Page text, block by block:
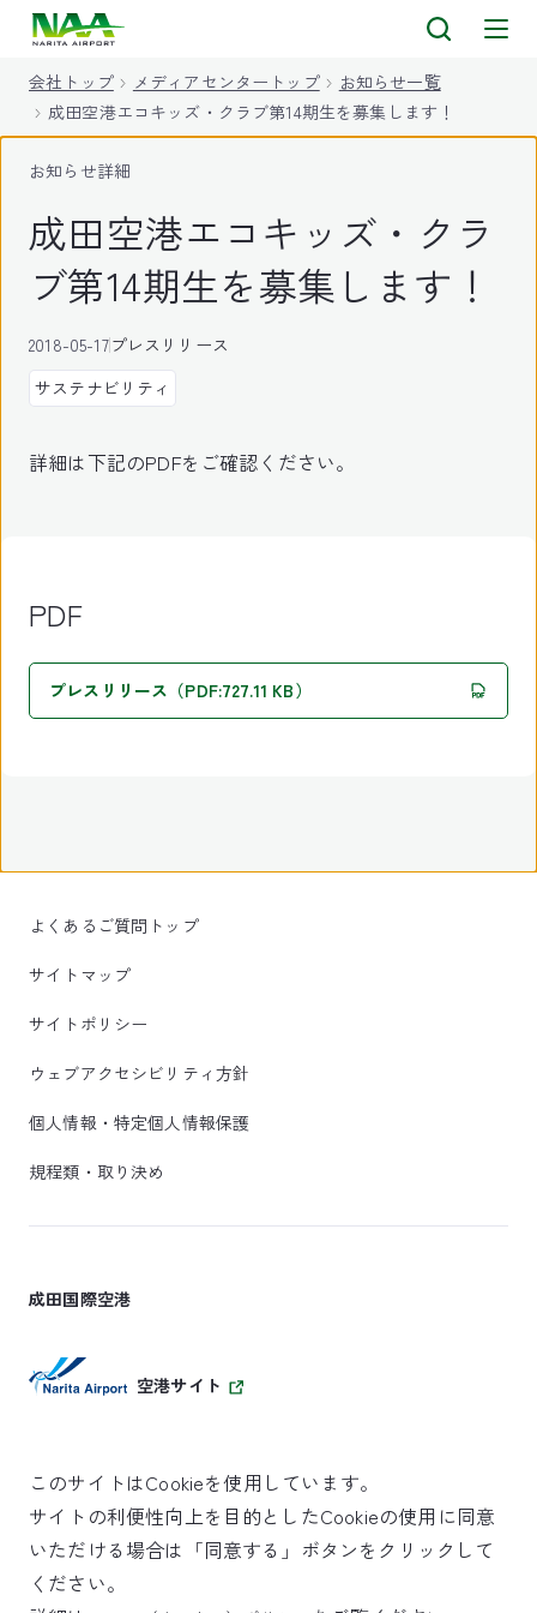
会社トップ メディアセンタートップ
お知らせ一覧
成田空港エコキッズ・クラブ第14期生を募集します！
お知らせ詳細
成田空港エコキッズ・クラ
ブ第14期生を募集します！
2018-05-17プレスリリース
サステナビリティ
詳細は下記のPDFをご確認ください。
PDF
プレスリリース（PDF:727.11 KB）
よくあるご質問トップ
サイトマップ
サイトポリシー
ウェブアクセシビリティ方針
個人情報・特定個人情報保護
規程類・取り決め
成田国際空港
空港サイト
SKYTRAX
5スターエアポート
このサイトはCookieを使用しています。
サイトの利便性向上を目的としたCookieの使用に同意
いただける場合は「同意する」ボタンをクリックして
ください。